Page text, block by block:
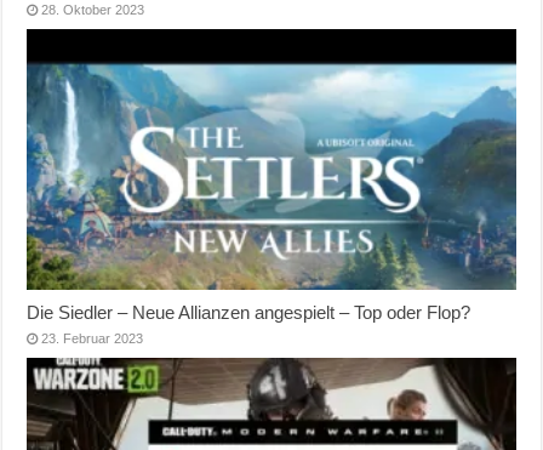
28. Oktober 2023
Die Siedler – Neue Allianzen angespielt – Top oder Flop?
23. Februar 2023